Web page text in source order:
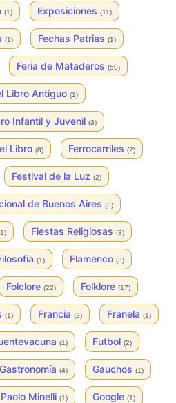
(1) Exposiciones (11)
(1) Fechas Patrias (1)
Feria de Mataderos (50)
Libro Antiguo (1)
Infantil y Juvenil (3)
Libro (8) Ferrocarriles (2)
Festival de la Luz (2)
de Buenos Aires (3)
Fiestas Religiosas (3)
(1) Flamenco (3)
Folclore (22) Folklore (17)
(1) Francia (2) Franela (1)
(1) Futbol (2)
Gastronomía (4) Gauchos (1)
Minelli (1) Google (1)